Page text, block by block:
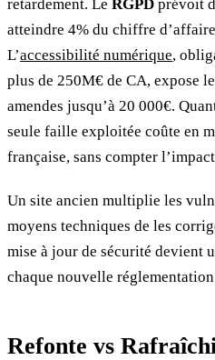
retardement. Le RGPD prévoit
atteindre 4% du chiffre
L’accessibilité numérique,
plus de 250M€ de CA, expose
amendes jusqu’à 20 000€.
seule faille exploitée coûte en
française, sans compter
Un site ancien multiplie les
moyens techniques de les
mise à jour de sécurité devient
chaque nouvelle
Refonte vs